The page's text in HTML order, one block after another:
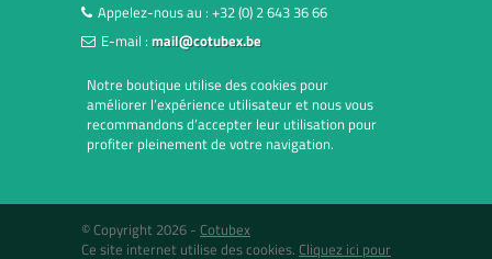
Appelez-nous au : +32 (0) 2 643 36 66
E-mail : mail@cotubex.be
Notre boutique utilise des cookies pour
améliorer l’expérience utilisateur et nous vous
recommandons d’accepter leur utilisation pour
profiter pleinement de votre navigation.
© Copyright 2026 - Cotubex
Ce site internet utilise des cookies. Cliquez ici pour